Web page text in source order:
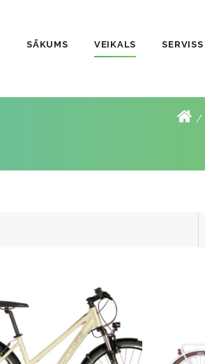
SĀKUMS VEIKALS SERVISS